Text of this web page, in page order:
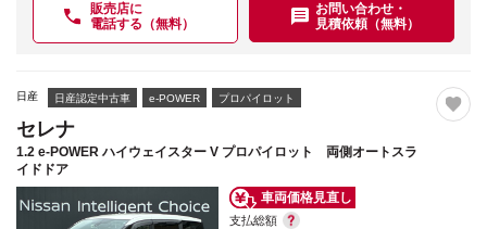
販売店に
電話する（無料）
お問い合わせ・
見積依頼（無料）
日産 日産認定中古車 e-POWER プロパイロット
セレナ
1.2 e-POWER ハイウェイスター V プロパイロット 両側オートスラ
イドドア
車両価格見直し
支払総額